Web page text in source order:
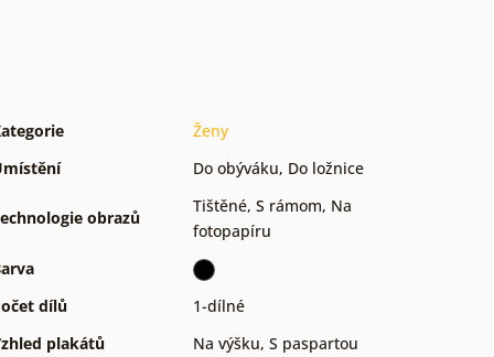
Ženy
Do obýváku, Do ložnice
obrazů
Tištěné, S rámom, Na
fotopapíru
dílů
1-dílné
plakátů
Na výšku, S paspartou